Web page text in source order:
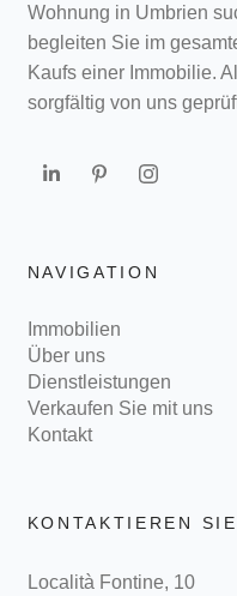
Wohnung in Umbrien
begleiten Sie im
Kaufs einer Immobilie.
sorgfältig von uns
NAVIGATION
Immobilien
Über uns
Dienstleistungen
Verkaufen Sie mit uns
Kontakt
KONTAKTIEREN
Località Fontine, 10